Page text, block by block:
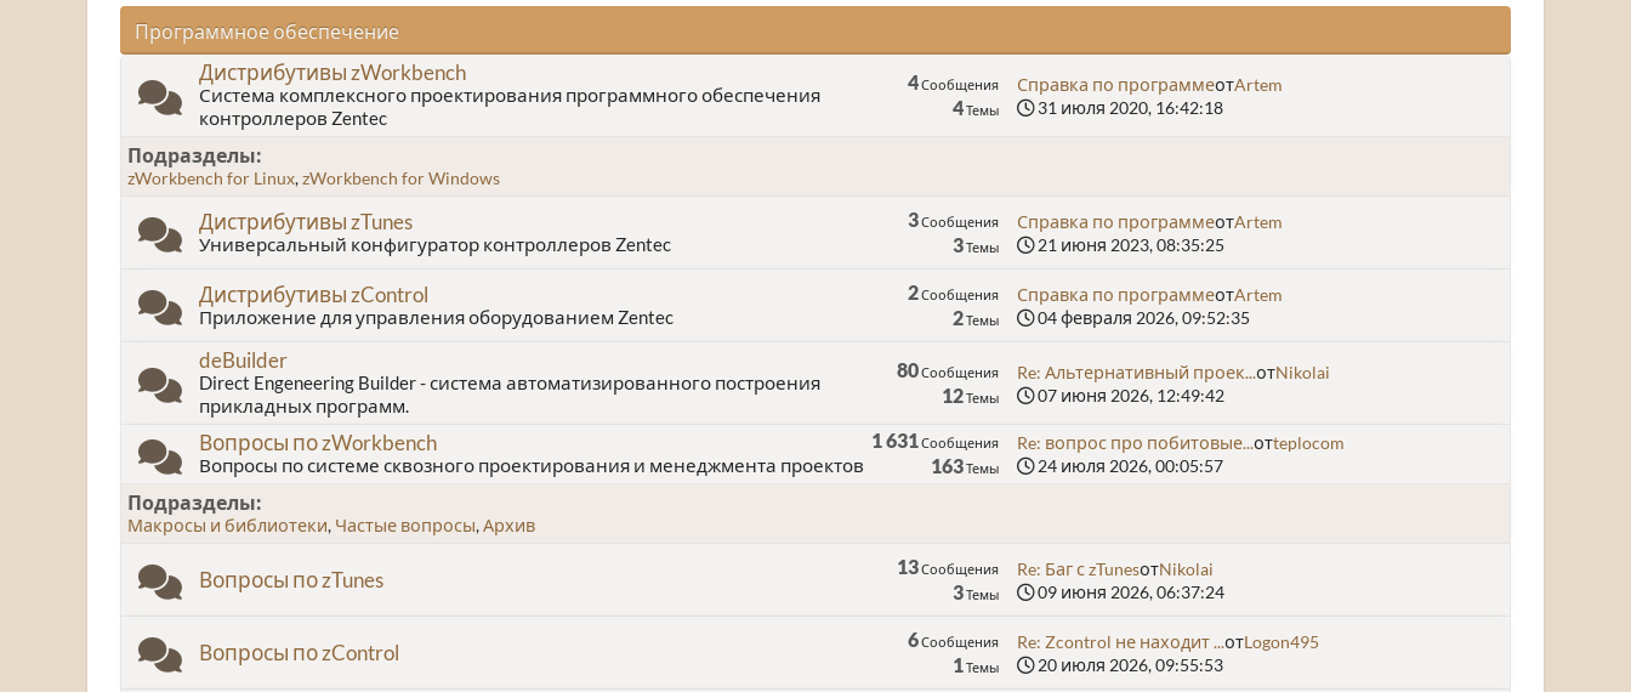
Программное обеспечение
Дистрибутивы zWorkbench
Система комплексного проектирования программного обеспечения
контроллеров Zentec
4Сообщения
4Темы
Справка по программеотArtem
31 июля 2020, 16:42:18
Подразделы
zWorkbench for Linux zWorkbench for Windows
Дистрибутивы zTunes
Универсальный конфигуратор контроллеров Zentec
3Сообщения
3Темы
Справка по программеотArtem
21 июня 2023, 08:35:25
Дистрибутивы zControl
Приложение для управления оборудованием Zentec
2Сообщения
2Темы
Справка по программеотArtem
04 февраля 2026, 09:52:35
deBuilder
Direct Engeneering Builder - система автоматизированного построения
прикладных программ.
80Сообщения
12Темы
Re: Альтернативный проек...отNikolai
07 июня 2026, 12:49:42
Вопросы по zWorkbench
Вопросы по системе сквозного проектирования и менеджмента проектов
1 631Сообщения
163Темы
Re: вопрос про побитовые...отteplocom
24 июля 2026, 00:05:57
Подразделы
Макросы и библиотеки Частые вопросы Архив
Вопросы по zTunes
13Сообщения
3Темы
Re: Баг с zTunesотNikolai
09 июня 2026, 06:37:24
Вопросы по zControl
6Сообщения
1 Темы
Re: Zcontrol не находит ...отLogon495
20 июля 2026, 09:55:53